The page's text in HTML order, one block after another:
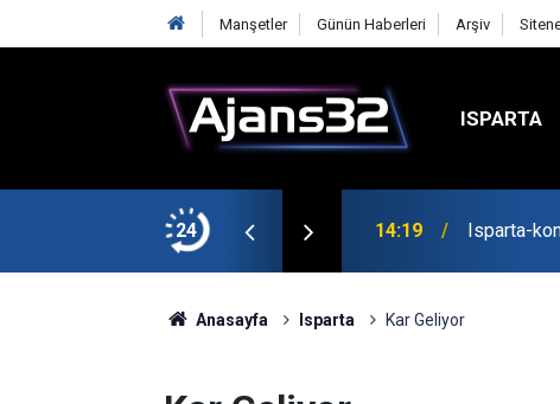
Manşetler Günün Haberleri Arşiv
ISPARTA
24 14:19 Isparta-
Anasayfa Isparta Kar Geliyor